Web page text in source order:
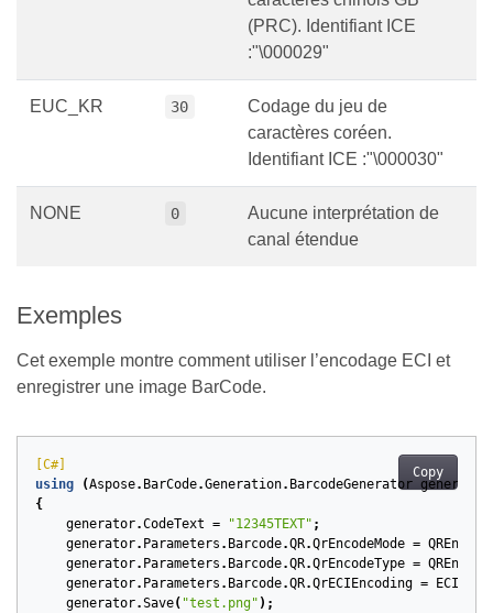
(PRC). Identifiant ICE
:"\000029"
EUC_KR 30
Codage du jeu de
caractères coréen.
Identifiant ICE :"\000030"
NONE 0
Aucune interprétation de
canal étendue
Exemples
Cet exemple montre comment utiliser l’encodage ECI et
enregistrer une image BarCode.
Copy
[C#]
using
(Aspose. BarCode.Generation. BarcodeGenerator generator
{
generator.CodeText = "12345TEXT" ;
generator. Parameters . Barcode.QR.QrEncodeMode =
generator. Parameters . Barcode.QR.QrEncodeType =
generator. Parameters . Barcode.QR.QrECIEncoding =
generator.Save( "test.png" );